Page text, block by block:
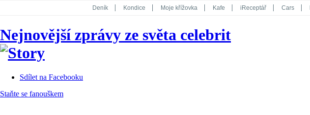
Deník Kondice Moje křížovka Kafe iReceptář Cars
Koktejl
Nejnovější zprávy ze světa celebrit
Sdílet na Facebooku
Staňte se fanouškem